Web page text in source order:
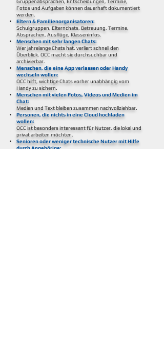
Gruppenabsprachen, Entscheidungen, Termine,
Fotos und Aufgaben können dauerhaft dokumentiert
werden.
Eltern & Familienorganisatoren:
Schulgruppen, Elternchats, Betreuung, Termine,
Absprachen, Ausflüge, Klasseninfos.
Menschen mit sehr langen Chats:
Wer jahrelange Chats hat, verliert schnell den
Überblick. OCC macht sie durchsuchbar und
archivierbar.
Menschen, die eine App verlassen oder Handy
wechseln wollen:
OCC hilft, wichtige Chats vorher unabhängig vom
Handy zu sichern.
Menschen mit vielen Fotos, Videos und Medien im
Chat:
Medien und Text bleiben zusammen nachvollziehbar.
Personen, die nichts in eine Cloud hochladen
wollen:
OCC ist besonders interessant für Nutzer, die lokal und
privat arbeiten möchten.
Senioren oder weniger technische Nutzer mit Hilfe
durch Angehörige: